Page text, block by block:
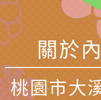
告條
告
安全
宣導影
檢送
宣導
載網址
轉知
行為問
「桃園
函轉農
乳相關
檢送桃
關於
桃園市大